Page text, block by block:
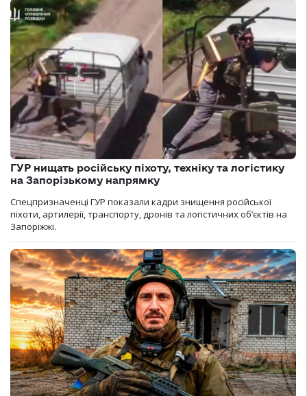
ГУР нищать російську піхоту, техніку та логістику
на Запорізькому напрямку
Спецпризначенці ГУР показали кадри знищення російської
піхоти, артилерії, транспорту, дронів та логістичних об’єктів на
Запоріжжі.